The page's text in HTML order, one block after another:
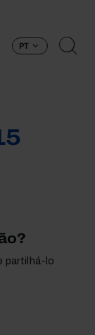
PT
partilhá-lo